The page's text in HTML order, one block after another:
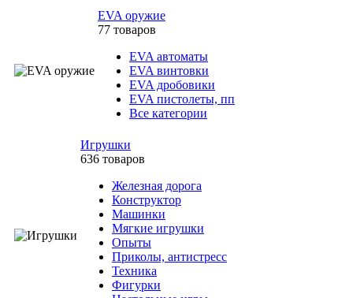
EVA оружие
77 товаров
EVA автоматы
EVA винтовки
EVA дробовики
EVA пистолеты, пп
Все категории
Игрушки
636 товаров
Железная дорога
Конструктор
Машинки
Мягкие игрушки
Опыты
Приколы, антистресс
Техника
Фигурки